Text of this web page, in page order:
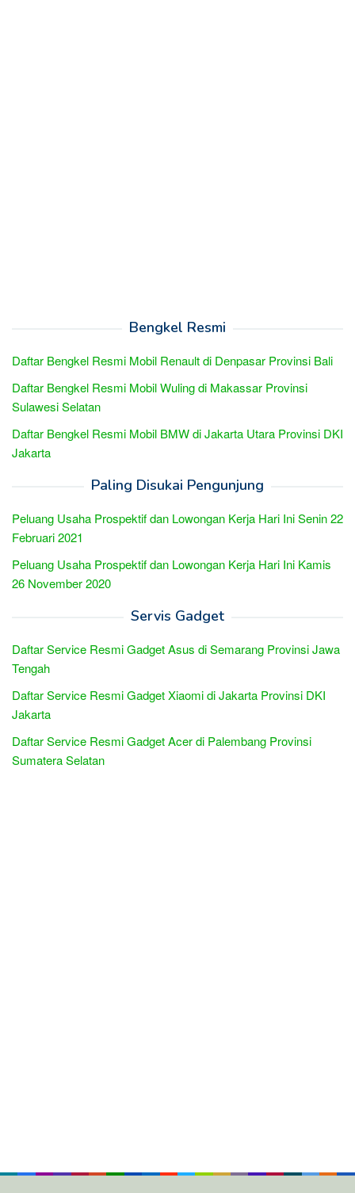
Bengkel Resmi
Daftar Bengkel Resmi Mobil Renault di Denpasar Provinsi Bali
Daftar Bengkel Resmi Mobil Wuling di Makassar Provinsi
Sulawesi Selatan
Daftar Bengkel Resmi Mobil BMW di Jakarta Utara Provinsi DKI
Jakarta
Paling Disukai Pengunjung
Peluang Usaha Prospektif dan Lowongan Kerja Hari Ini Senin 22
Februari 2021
Peluang Usaha Prospektif dan Lowongan Kerja Hari Ini Kamis
26 November 2020
Servis Gadget
Daftar Service Resmi Gadget Asus di Semarang Provinsi Jawa
Tengah
Daftar Service Resmi Gadget Xiaomi di Jakarta Provinsi DKI
Jakarta
Daftar Service Resmi Gadget Acer di Palembang Provinsi
Sumatera Selatan